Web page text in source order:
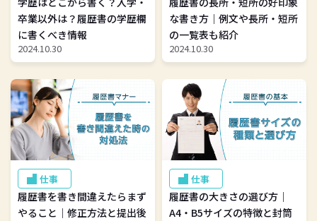
卒業以外は？履歴書の学歴欄
に書くべき情報
2024.10.30
な書き方｜例文や長所・短所
の一覧表も紹介
2024.10.30
仕事
履歴書を書き間違えたらまず
やること｜修正方法と提出後
仕事
履歴書の大きさの選び方｜
A4・B5サイズの特徴と封筒